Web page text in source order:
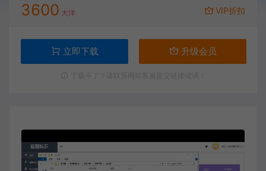
3600 大洋 VIP折扣
立即下载 升级会员
播